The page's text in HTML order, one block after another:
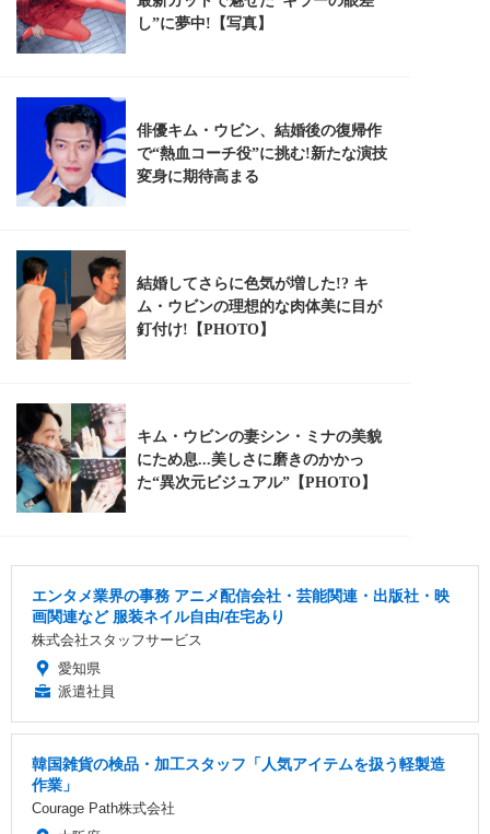
エンタメ業界の事務 アニメ配信会社・芸能関連・出版社・映
画関連など 服装ネイル自由/在宅あり
株式会社スタッフサービス
愛知県
派遣社員
韓国雑貨の検品・加工スタッフ「人気アイテムを扱う軽製造
作業」
Courage Path株式会社